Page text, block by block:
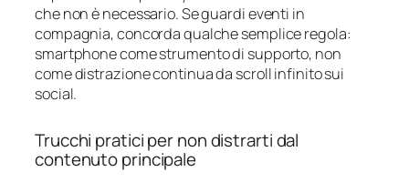
che non è necessario. Se guardi eventi in
compagnia, concorda qualche semplice regola:
smartphone come strumento di supporto, non
come distrazione continua da scroll infinito sui
social.
Trucchi pratici per non distrarti dal
contenuto principale